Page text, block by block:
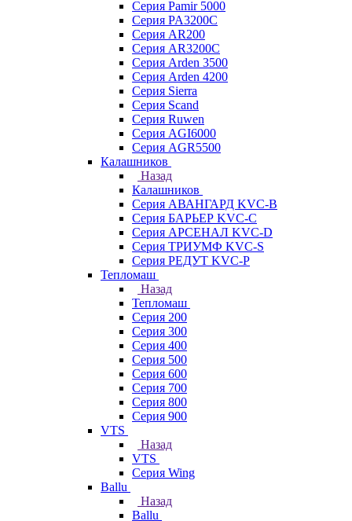
Серия Pamir 5000
Серия PA3200C
Серия AR200
Серия AR3200C
Серия Arden 3500
Серия Arden 4200
Серия Sierra
Серия Scand
Серия Ruwen
Серия AGI6000
Серия AGR5500
Калашников
Назад
Калашников
Серия АВАНГАРД KVC-B
Серия БАРЬЕР KVC-C
Серия АРСЕНАЛ KVC-D
Серия ТРИУМФ KVC-S
Серия РЕДУТ KVC-P
Тепломаш
Назад
Тепломаш
Серия 200
Серия 300
Серия 400
Серия 500
Серия 600
Серия 700
Серия 800
Серия 900
VTS
Назад
VTS
Серия Wing
Ballu
Назад
Ballu